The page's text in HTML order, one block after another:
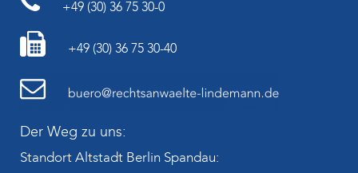
+49 (30) 36 75 30-0
+49 (30) 36 75 30-40
Der Weg zu uns:
Standort Altstadt Berlin Spandau: